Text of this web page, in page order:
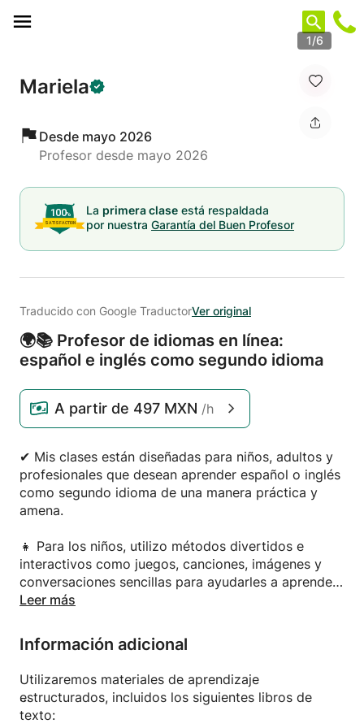
1/6
Mariela
Desde mayo 2026
Profesor desde mayo 2026
La primera clase está respaldada
por nuestra Garantía del Buen Profesor
Traducido con Google TraductorVer original
🌍📚 Profesor de idiomas en línea:
español e inglés como segundo idioma
A partir de 497 MXN /h
✔ Mis clases están diseñadas para niños, adultos y
profesionales que desean aprender español o inglés
como segundo idioma de una manera práctica y
amena.
👧 Para los niños, utilizo métodos divertidos e
interactivos como juegos, canciones, imágenes y
conversaciones sencillas para ayudarles a aprender
de forma natural y a mantenerse interesados.
🧑‍🎓 Para adultos, nos centramos en la
comunicación en situaciones reales. Tanto si eres
principiante como si quieres mejorar tus habilidades
orales, adapto cada clase a tu nivel. Trabajamos la
conversación, el vocabulario, la pronunciación y la
gramática, explicados de forma sencilla y clara.
Leer más
Información adicional
Utilizaremos materiales de aprendizaje
estructurados, incluidos los siguientes libros de
texto: